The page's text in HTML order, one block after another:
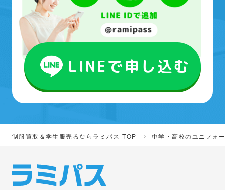
LINEで申し込む
制服買取＆学生服売るならラミパス TOP 中学・高校のユニフォ